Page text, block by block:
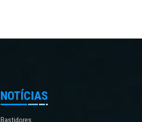
NOTÍCIAS
Bastidores